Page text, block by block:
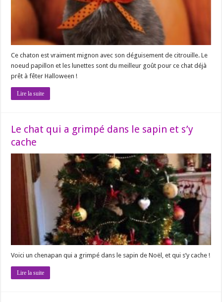
Ce chaton est vraiment mignon avec son déguisement de citrouille. Le
noeud papillon et les lunettes sont du meilleur goût pour ce chat déjà
prêt à fêter Halloween !
Lire la suite
Le chat qui a grimpé dans le sapin et s’y
cache
Voici un chenapan qui a grimpé dans le sapin de Noël, et qui s’y cache !
Lire la suite